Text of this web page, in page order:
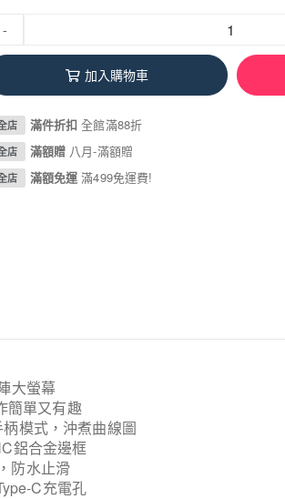
-
加入購物車
店 滿件折扣全館滿88折
店 滿額贈 八月-滿額贈
店 滿額免運滿499免運費!
大螢幕
簡單又有趣
模式，沖煮曲線圖
鋁合金邊框
防水止滑
C充電孔